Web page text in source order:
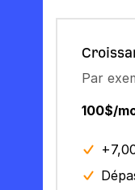
Par
100$/